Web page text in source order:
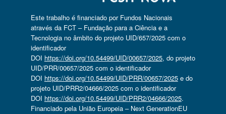
Este trabalho é financiado por Fundos Nacionais
através da FCT – Fundação para a Ciência e a
Tecnologia no âmbito do projeto UID/657/2025 com o
identificador
DOI https://doi.org/10.54499/UID/00657/2025, do projeto
UID/PRR/00657/2025 com o identificador
DOI https://doi.org/10.54499/UID/PRR/00657/2025e do
projeto UID/PRR2/04666/2025 com o identificador
DOI https://doi.org/10.54499/UID/PRR2/04666/2025.
Financiado pela União Europeia – Next GenerationEU